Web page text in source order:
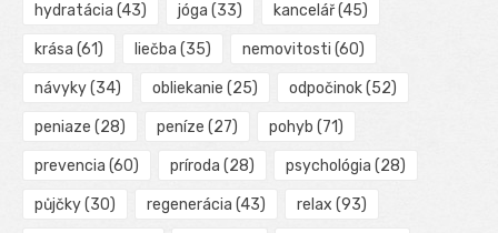
hydratácia (43) jóga (33) kancelář(45)
krása (61) liečba (35) nemovitosti (60)
návyky(34) obliekanie (25) odpočinok(52)
peniaze (28) peníze (27) pohyb (71)
prevencia (60) príroda (28) psychológia (28)
půjčky(30) regenerácia (43) relax (93)